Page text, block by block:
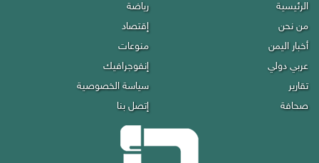
HOME
About Us
Politics
Reports
Press
Sport
Economy
Miscellany
Infographics
Privacy policy
Contact Us
الرئيسية
من نحن
أخبار اليمن
عربي دولي
تقارير
صحافة
رياضة
إقتصاد
منوعات
إنفوجرافيك
سياسة الخصوصية
إتصل بنا